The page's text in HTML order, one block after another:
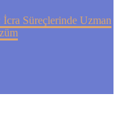
Süreçlerinde Uzman